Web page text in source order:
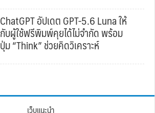
ChatGPT อัปเดต GPT-5.6 Luna ให้
กับผู้ใช้ฟรีพิมพ์คุยได้ไม่จำกัด พร้อม
ปุ่ม “Think” ช่วยคิดวิเคราะห์
เว็บแนะนำ